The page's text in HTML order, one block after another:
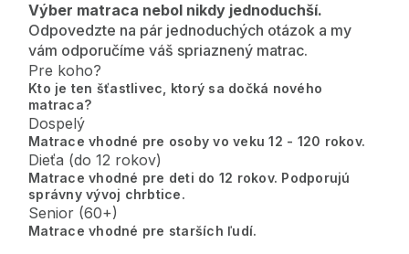
Výber matraca nebol nikdy jednoduchší.
Odpovedzte na pár jednoduchých otázok a my
vám odporučíme váš spriaznený matrac.
Pre koho?
Kto je ten šťastlivec, ktorý sa dočká nového
matraca?
Dospelý
Matrace vhodné pre osoby vo veku 12 - 120 rokov.
Dieťa (do 12 rokov)
Matrace vhodné pre deti do 12 rokov. Podporujú
správny vývoj chrbtice.
Senior (60+)
Matrace vhodné pre starších ľudí.